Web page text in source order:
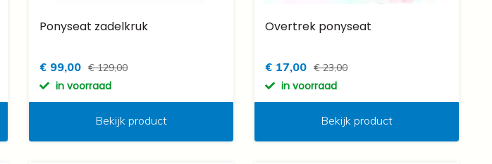
Ponyseat zadelkruk
€ 99,00 € 129,00
in voorraad
Bekijk product
Overtrek ponyseat
€ 17,00 € 23,00
in voorraad
Bekijk product